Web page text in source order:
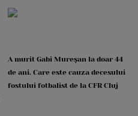
A murit Gabi Mureșan la doar 44
de ani. Care este cauza decesului
fostului fotbalist de la CFR Cluj